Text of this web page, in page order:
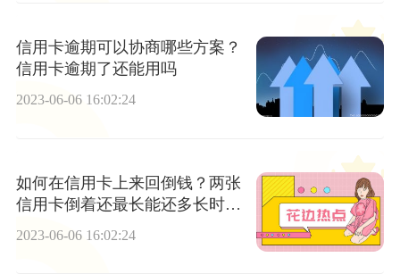
信用卡逾期可以协商哪些方案？
信用卡逾期了还能用吗
2023-06-06 16:02:24
如何在信用卡上来回倒钱？两张
信用卡倒着还最长能还多长时间
2023-06-06 16:02:24